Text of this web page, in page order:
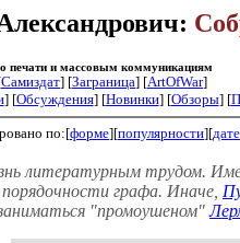
печати и массовым коммуникациям
Самиздат] [Заграница] [ArtOfWar]
] [Обсуждения] [Новинки] [Обзоры] [
по:[форме][популярности][дате
литературным трудом.
графа. Иначе,
"промоушеном"